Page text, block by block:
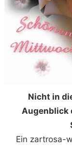
Nicht in
Augenblick
Ein zartrosa-